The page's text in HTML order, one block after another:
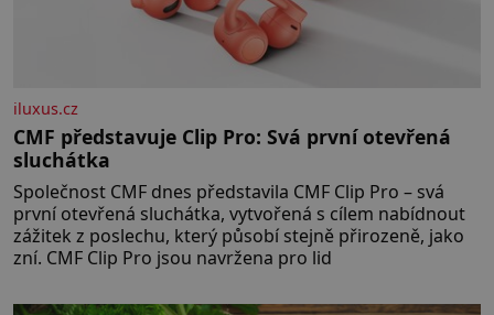
iluxus.cz
CMF představuje Clip Pro: Svá první otevřená
sluchátka
Společnost CMF dnes představila CMF Clip Pro – svá
první otevřená sluchátka, vytvořená s cílem nabídnout
zážitek z poslechu, který působí stejně přirozeně, jako
zní. CMF Clip Pro jsou navržena pro lid